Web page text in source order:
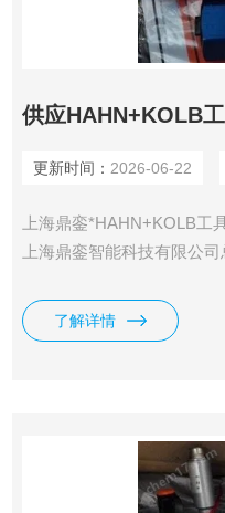
供应HAHN+KOLB
更新时间： 2026-06-22
上海鼎銮*HAHN+KOLB工
上海鼎銮智能科技有限公
诺： 我们售出的每一个产
可提供厂家出具的发货单，
了解详情